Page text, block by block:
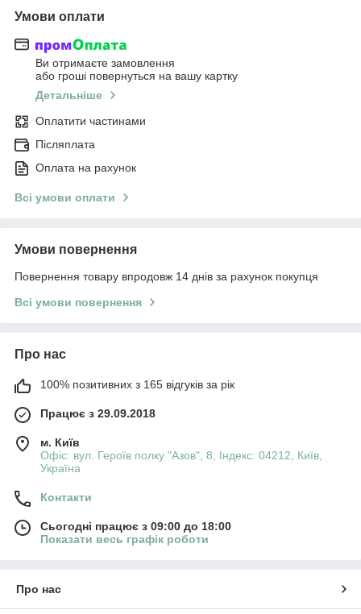
Умови оплати
Ви отримаєте замовлення
або гроші повернуться на вашу картку
Детальніше
Оплатити частинами
Післяплата
Оплата на рахунок
Всі умови оплати
Умови повернення
Повернення товару впродовж 14 днів за рахунок покупця
Всі умови повернення
Про нас
100% позитивних з 165 відгуків за рік
Працює з 29.09.2018
м. Київ
Офіс: вул. Героїв полку "Азов", 8, Індекс: 04212, Київ,
Україна
Контакти
Сьогодні працює з 09:00 до 18:00
Показати весь графік роботи
Про нас